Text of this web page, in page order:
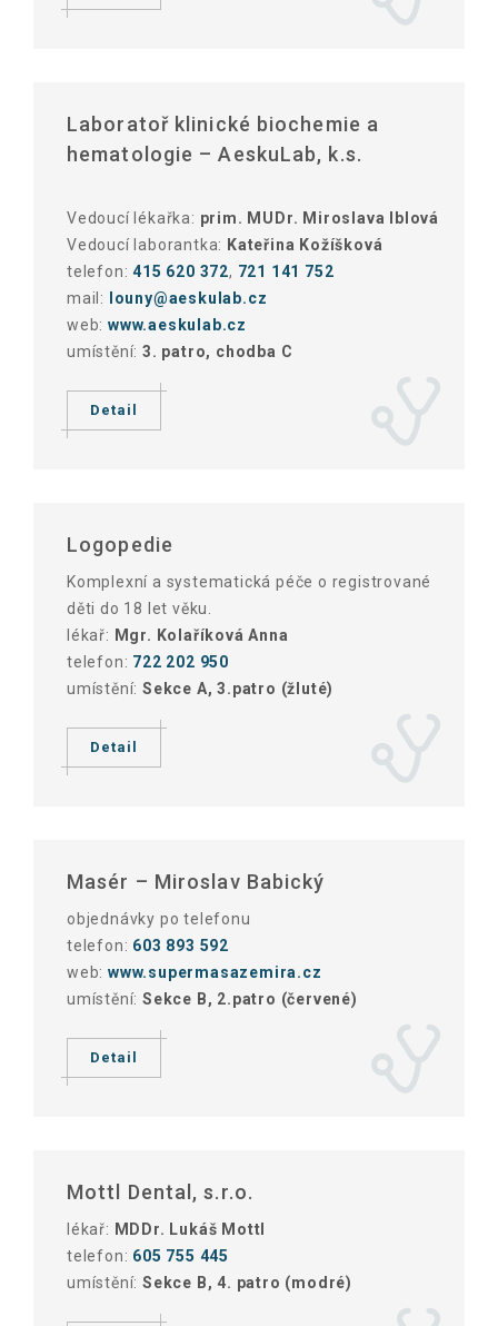
Laboratoř klinické biochemie a
hematologie – AeskuLab, k.s.
Vedoucí lékařka: prim. MUDr. Miroslava Iblová
Vedoucí laborantka: Kateřina Kožíšková
telefon:415 620 372, 721 141 752
mail:
louny@aeskulab.cz
web: www.aeskulab.cz
umístění: 3. patro, chodba C
Detail
Logopedie
Komplexní a systematická péče o registrované
děti do 18 let věku.
lékař: Mgr. Kolaříková Anna
telefon: 722 202 950
umístění: Sekce A, 3.patro (žluté)
Detail
Masér – Miroslav Babický
objednávky po telefonu
telefon: 603 893 592
web: www.supermasazemira.cz
umístění: Sekce B, 2.patro (červené)
Detail
Mottl Dental, s.r.o.
lékař: MDDr. Lukáš Mottl
telefon: 605 755 445
umístění: Sekce B, 4. patro (modré)